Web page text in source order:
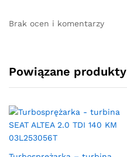
Brak ocen i komentarzy
Powiązane produkty